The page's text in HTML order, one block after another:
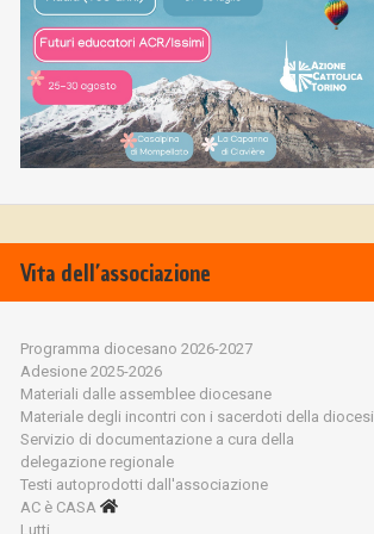
Vita dell’associazione
Programma diocesano 2026-2027
Adesione 2025-2026
Materiali dalle assemblee diocesane
Materiale degli incontri con i sacerdoti della diocesi
Servizio di documentazione a cura della
delegazione regionale
Testi autoprodotti dall'associazione
AC è CASA
Lutti